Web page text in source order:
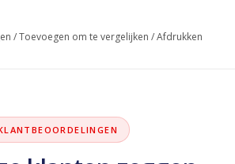
/Toevoegen om te vergelijken /Afdrukken